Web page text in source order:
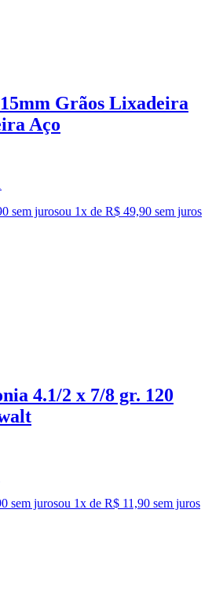
Grãos Lixadeira
Aço
sem jurosou 1x de R$ 49,90 sem juros
4.1/2 x 7/8 gr. 120
sem jurosou 1x de R$ 11,90 sem juros